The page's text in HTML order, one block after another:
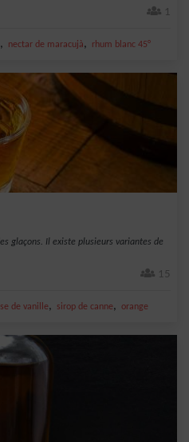
1
, nectar de maracujà, rhum blanc 45°
glaçons. Il existe plusieurs variantes de
15
de vanille, sirop de canne, orange